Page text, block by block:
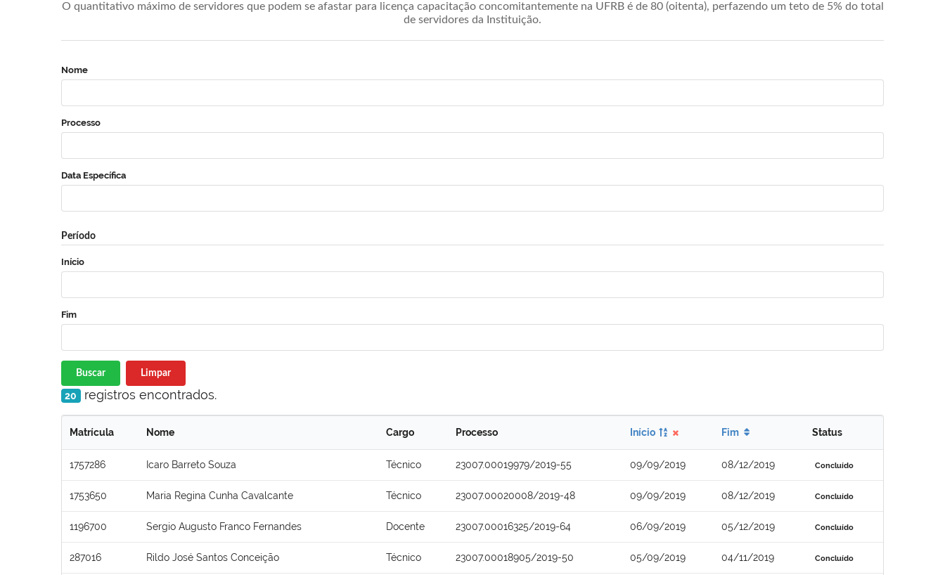
O quantitativo máximo de servidores que podem se afastar para licença capacitação concomitantemente na UFRB é de 80 (oitenta), perfazendo um teto de 5% do total
de servidores da Instituição.
Nome
Processo
Data Específica
Período
Início
Fim
Buscar Limpar
20 registros encontrados.
Matrícula Nome Cargo Processo Início Fim Status
1757286 Icaro Barreto Souza Técnico 23007.00019979/2019-55 09/09/2019 08/12/2019 Concluído
1753650 Maria Regina Cunha Cavalcante Técnico 23007.00020008/2019-48 09/09/2019 08/12/2019 Concluído
1196700 Sergio Augusto Franco Fernandes Docente 23007.00016325/2019-64 06/09/2019 05/12/2019 Concluído
287016 Rildo José Santos Conceição Técnico 23007.00018905/2019-50 05/09/2019 04/11/2019 Concluído